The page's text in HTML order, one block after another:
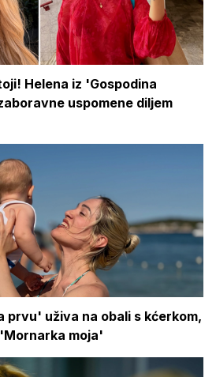
Helena iz 'Gospodina
uspomene diljem
prvu' uživa na obali s kćerkom,
moja'